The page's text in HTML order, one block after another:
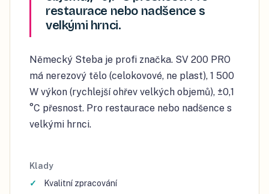
restaurace nebo nadšence s
velkými hrnci.
Německý Steba je profi značka. SV 200 PRO
má nerezový tělo (celokovové, ne plast), 1 500
W výkon (rychlejší ohřev velkých objemů), ±0,1
°C přesnost. Pro restaurace nebo nadšence s
velkými hrnci.
Klady
Kvalitní zpracování